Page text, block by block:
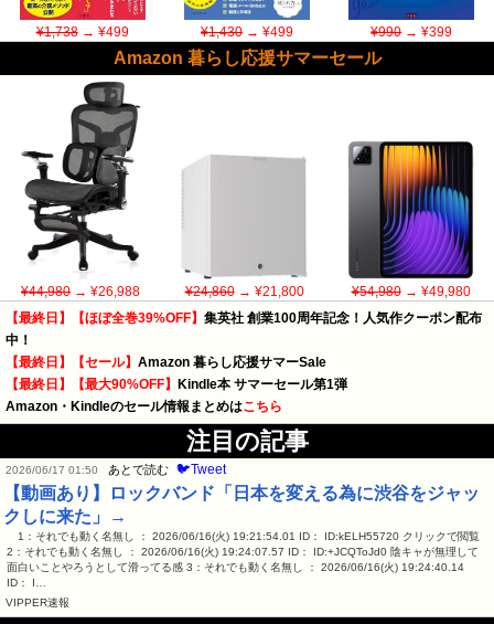
¥1,738→ ¥499 ¥1,430→ ¥499 ¥990→ ¥399
Amazon 暮らし応援サマーセール
¥44,980 → ¥26,988 ¥24,860→ ¥21,800 ¥54,980→ ¥49,980
【最終日】【ほぼ全巻39%OFF】 集英社 創業100周年記念！人気作クーポン配布
中！
【最終日】【セール】 Amazon 暮らし応援サマーSale
【最終日】【最大90%OFF】 Kindle本 サマーセール第1弾
Amazon・Kindleのセール情報まとめはこちら
注目の記事
2026/06/17 01:50 あとで読む 🐦Tweet
【動画あり】ロックバンド「日本を変える為に渋谷をジャッ
クしに来た」→
1：それでも動く名無し ： 2026/06/16(火) 19:21:54.01 ID： ID:kELH55720 クリックで閲覧
2：それでも動く名無し ： 2026/06/16(火) 19:24:07.57 ID： ID:+JCQToJd0 陰キャが無理して
面白いことやろうとして滑ってる感 3：それでも動く名無し ： 2026/06/16(火) 19:24:40.14
ID： I…
VIPPER速報